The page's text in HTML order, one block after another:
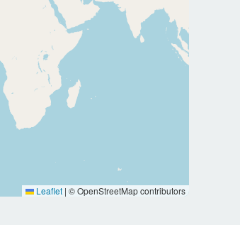
Leaflet | © OpenStreetMap contributors